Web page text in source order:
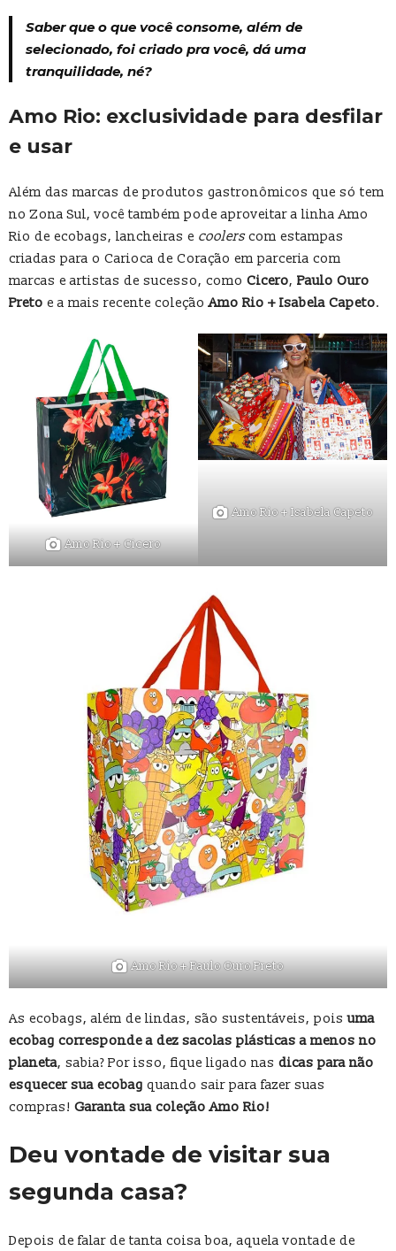
Saber que o que você consome, além de
selecionado, foi criado pra você, dá uma
tranquilidade, né?
Amo Rio: exclusividade para desfilar
e usar
Além das marcas de produtos gastronômicos que só tem
no Zona Sul, você também pode aproveitar a linha Amo
Rio de ecobags, lancheiras e coolerscom estampas
criadas para o Carioca de Coração em parceria com
marcas e artistas de sucesso, como Cicero, Paulo Ouro
Preto e a mais recente coleçãoAmo Rio + Isabela Capeto.
Amo Rio + Cicero
Amo Rio + Isabela Capeto
Amo Rio + Paulo Ouro Preto
As ecobags, além de lindas, são sustentáveis, poisuma
ecobag corresponde a dez sacolas plásticas a menos no
planeta, sabia? Por isso, fique ligado nas dicas para não
esquecer sua ecobag quando sair para fazer suas
compras! Garanta sua coleção Amo Rio!
Deu vontade de visitar sua
segunda casa?
Depois de falar de tanta coisa boa, aquela vontade de